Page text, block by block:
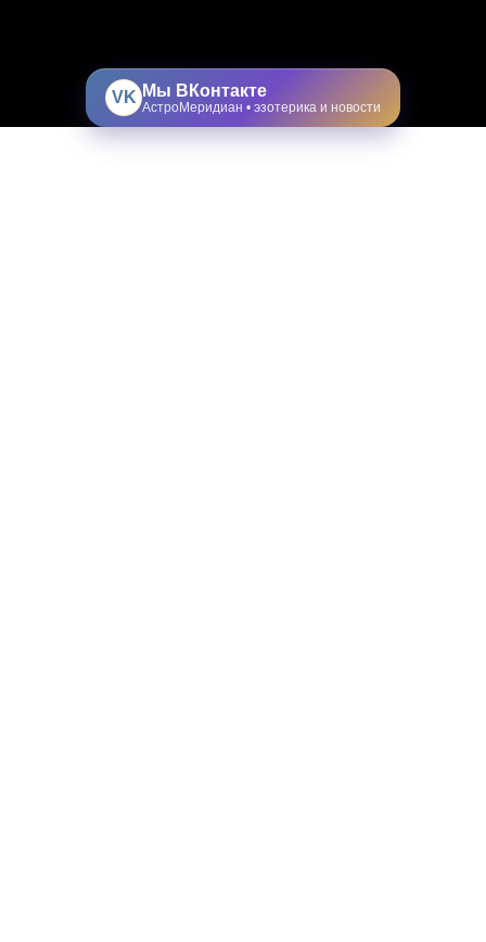
VK Мы ВКонтакте
АстроМеридиан • эзотерика и новости